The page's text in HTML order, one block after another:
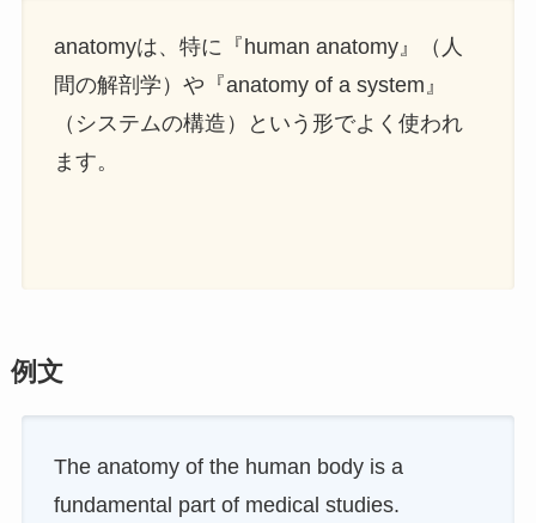
anatomyは、特に『human anatomy』（人
間の解剖学）や『anatomy of a system』
（システムの構造）という形でよく使われ
ます。
例文
The anatomy of the human body is a
fundamental part of medical studies.